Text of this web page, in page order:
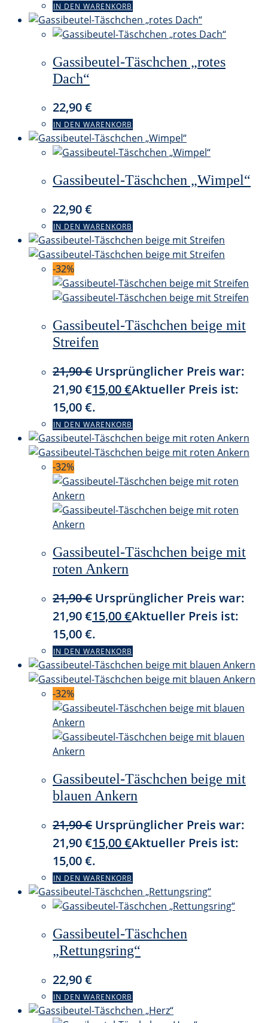
IN DEN WARENKORB
Gassibeutel-Täschchen „rotes
Dach“
22,90€
IN DEN WARENKORB
Gassibeutel-Täschchen „Wimpel“
22,90€
IN DEN WARENKORB
-32%
Gassibeutel-Täschchen beige mit
Streifen
21,90€ Ursprünglicher Preis war:
21,90 €15,00€Aktueller Preis ist:
15,00 €.
IN DEN WARENKORB
-32%
Gassibeutel-Täschchen beige mit
roten Ankern
21,90€ Ursprünglicher Preis war:
21,90 €15,00€Aktueller Preis ist:
15,00 €.
IN DEN WARENKORB
-32%
Gassibeutel-Täschchen beige mit
blauen Ankern
21,90€ Ursprünglicher Preis war:
21,90 €15,00€Aktueller Preis ist:
15,00 €.
IN DEN WARENKORB
Gassibeutel-Täschchen
„Rettungsring“
22,90€
IN DEN WARENKORB